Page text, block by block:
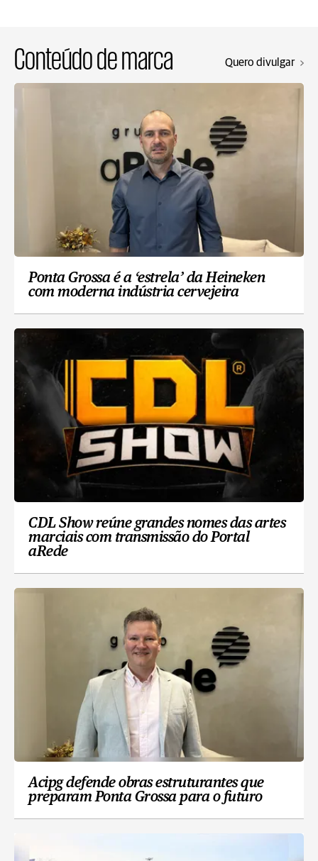
Conteúdo de marca Quero divulgar
Ponta Grossa é a ‘estrela’ da Heineken
com moderna indústria cervejeira
CDL Show reúne grandes nomes das artes
marciais com transmissão do Portal
aRede
Acipg defende obras estruturantes que
preparam Ponta Grossa para o futuro